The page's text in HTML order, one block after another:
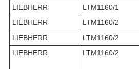
LIEBHERR
LTM1160/1
LIEBHERR
LTM1160/2
LIEBHERR
LTM1160/2
LIEBHERR
LTM1160/2